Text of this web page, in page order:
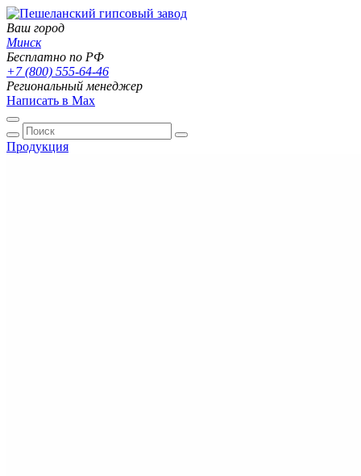
Ваш город
Минск
Бесплатно по РФ
+7 (800) 555-64-46
Региональный менеджер
Написать в Max
Продукция